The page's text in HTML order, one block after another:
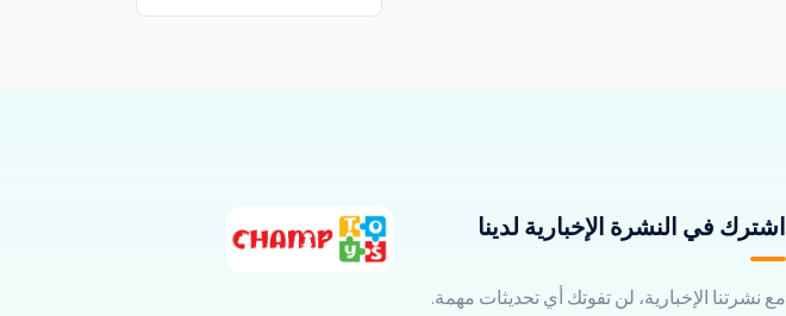
اشترك في النشرة الإخبارية لدينا
مع نشرتنا الإخبارية، لن تفوتك أي تحديثات مهمة.